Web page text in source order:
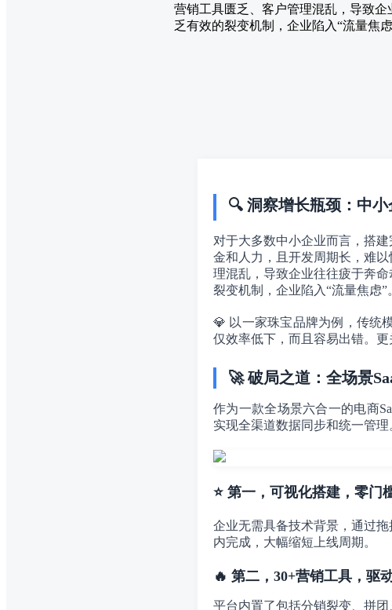
营销工具匮乏、客户管理混乱，导致
乏有效的裂变机制，企业陷入“流量焦
🔍 洞察增长瓶颈：中
对于大多数中小企业而言，搭
金和人力，且开发周期长，难以
理混乱，导致企业往往疲于奔命
裂变机制，企业陷入“流量焦虑”
💎 以一家珠宝品牌为例，传统
仅效率低下，而且容易出错。
🚀 破局之道：全场景
作为一款全场景六合一的电商
实现全渠道数据同步和统一管
⭐ 第一，可视化搭建，零门
企业无需具备技术背景，通过
内完成，大幅缩短上线周期。
🔥 第二，30+营销工具，驱
平台内置了包括分销裂变、拼